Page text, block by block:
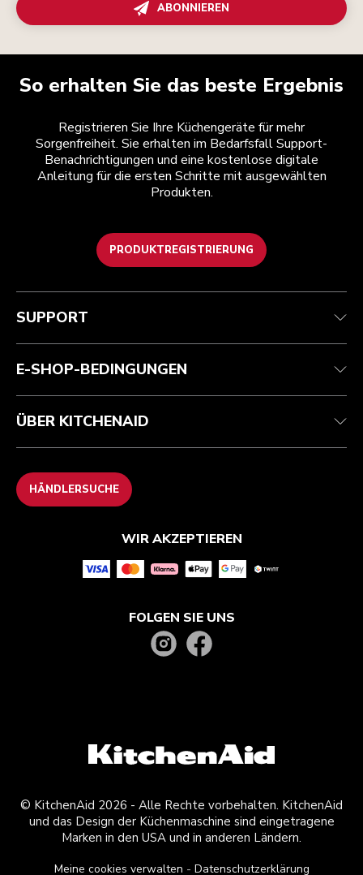
ABONNIEREN
So erhalten Sie das beste Ergebnis
Registrieren Sie Ihre Küchengeräte für mehr
Sorgenfreiheit. Sie erhalten im Bedarfsfall Support-
Benachrichtigungen und eine kostenlose digitale
Anleitung für die ersten Schritte mit ausgewählten
Produkten.
PRODUKTREGISTRIERUNG
Kundenservice
Garantie und Dokumente
Kontaktieren Sie uns.
Teilnahmebedingungen
Rückgaben und Erstattungen
Impressum
ODR
Die Marke
Händlersuche
SUPPORT
E-SHOP-BEDINGUNGEN
ÜBER KITCHENAID
HÄNDLERSUCHE
WIR AKZEPTIEREN
FOLGEN SIE UNS
© KitchenAid 2026 - Alle Rechte vorbehalten. KitchenAid
und das Design der Küchenmaschine sind eingetragene
Marken in den USA und in anderen Ländern.
Meine cookies verwalten Datenschutzerklärung